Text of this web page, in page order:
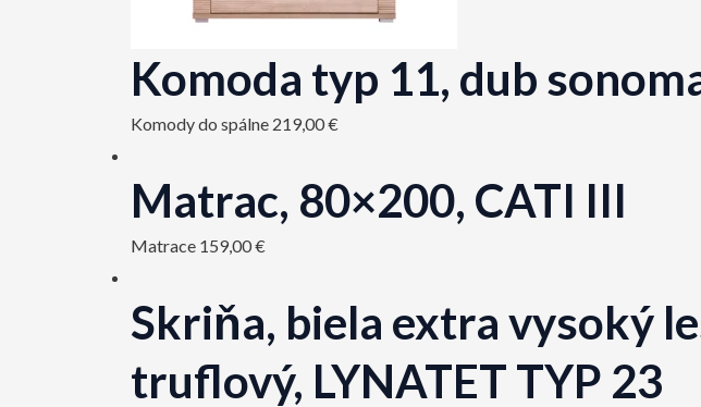
Komoda typ 11, dub
Komody do spálne 219,00€
Matrac, 80×200, CATI III
Matrace 159,00€
Skriňa, biela extra vysoký
truflový, LYNATET TYP 23